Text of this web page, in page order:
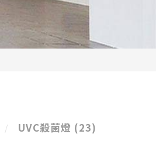
UVC殺菌燈 (23)